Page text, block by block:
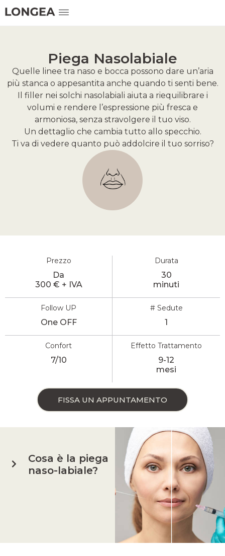
Piega Nasolabiale
Quelle linee tra naso e bocca possono dare un’aria
più stanca o appesantita anche quando ti senti bene.
Il filler nei solchi nasolabiali aiuta a riequilibrare i
volumi e rendere l’espressione più fresca e
armoniosa, senza stravolgere il tuo viso.
Un dettaglio che cambia tutto allo specchio.
Ti va di vedere quanto può addolcire il tuo sorriso?
Prezzo
Da
300 € + IVA
Durata
30
minuti
Follow UP
One OFF
# Sedute
1
Confort
7/10
Effetto Trattamento
9-12
mesi
FISSA UN APPUNTAMENTO
Cosa è la piega
naso-labiale?